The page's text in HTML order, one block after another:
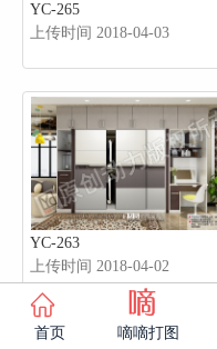

首页

嘀嘀打图
YC-265
上传时间 2018-04-03
YC-263
上传时间 2018-04-02